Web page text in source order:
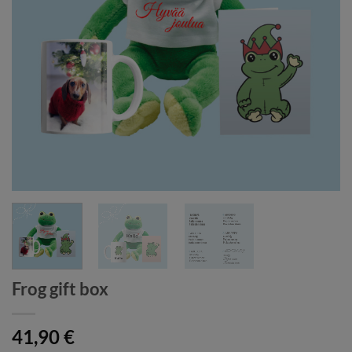
Frog gift box
41,90€